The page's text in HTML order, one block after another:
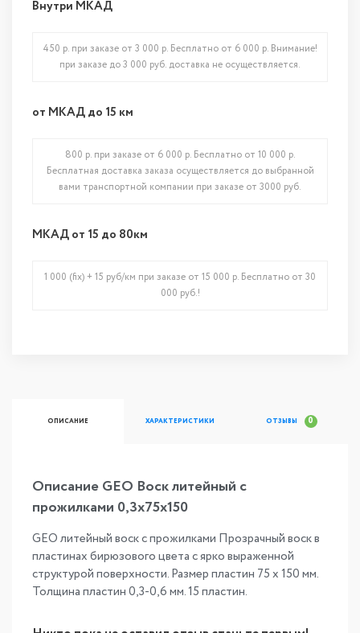
Внутри МКАД
450 р. при заказе от 3 000 р. Бесплатно от 6 000 р. Внимание!
при заказе до 3 000 руб. доставка не осуществляется.
от МКАД до 15 км
800 р. при заказе от 6 000 р. Бесплатно от 10 000 р.
Бесплатная доставка заказа осуществляется до выбранной
вами транспортной компании при заказе от 3000 руб.
МКАД от 15 до 80км
1 000 (fix) + 15 руб/км при заказе от 15 000 р. Бесплатно от 30
000 руб.!
ОПИСАНИЕ ХАРАКТЕРИСТИКИ ОТЗЫВЫ 0
Описание GEO Воск литейный с
прожилками 0,3х75х150
GEO литейный воск с прожилками Прозрачный воск в
пластинах бирюзового цвета с ярко выраженной
структурой поверхности. Размер пластин 75 х 150 мм.
Толщина пластин 0,3-0,6 мм. 15 пластин.